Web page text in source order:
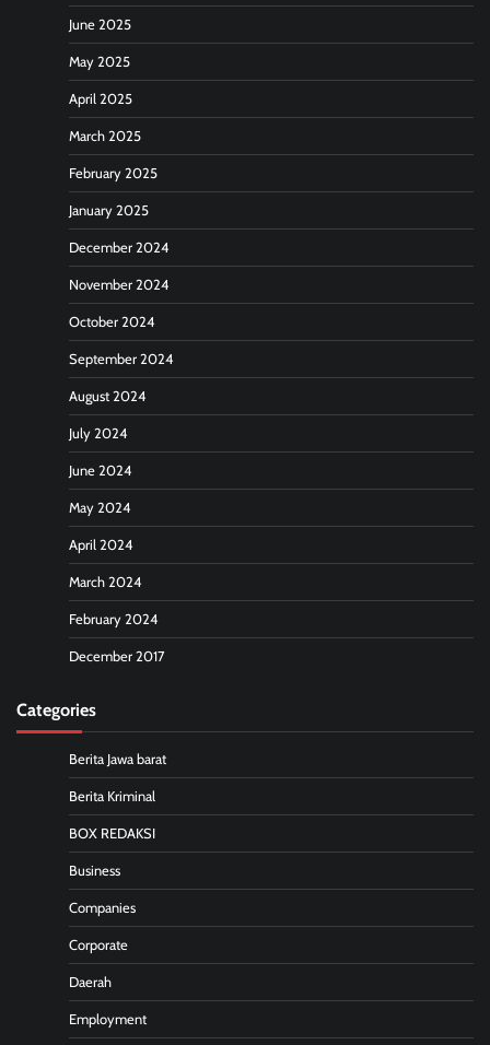
June 2025
May 2025
April 2025
March 2025
February 2025
January 2025
December 2024
November 2024
October 2024
September 2024
August 2024
July 2024
June 2024
May 2024
April 2024
March 2024
February 2024
December 2017
Categories
Berita Jawa barat
Berita Kriminal
BOX REDAKSI
Business
Companies
Corporate
Daerah
Employment